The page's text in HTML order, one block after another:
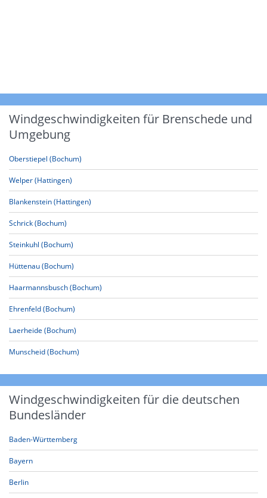
Windgeschwindigkeiten für Brenschede und
Umgebung
Oberstiepel (Bochum)
Welper (Hattingen)
Blankenstein (Hattingen)
Schrick (Bochum)
Steinkuhl (Bochum)
Hüttenau (Bochum)
Haarmannsbusch (Bochum)
Ehrenfeld (Bochum)
Laerheide (Bochum)
Munscheid (Bochum)
Windgeschwindigkeiten für die deutschen
Bundesländer
Baden-Württemberg
Bayern
Berlin